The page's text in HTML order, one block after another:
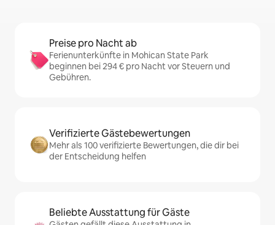
Preise pro Nacht ab
Ferienunterkünfte in Mohican State Park
beginnen bei 294 € pro Nacht vor Steuern und
Gebühren.
Verifizierte Gästebewertungen
Mehr als 100 verifizierte Bewertungen, die dir bei
der Entscheidung helfen
Beliebte Ausstattung für Gäste